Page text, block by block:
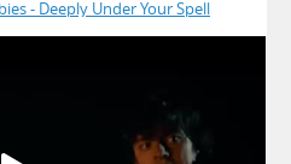
- Deeply Under Your Spell